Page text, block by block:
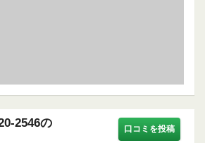
2546の
口コミを投稿